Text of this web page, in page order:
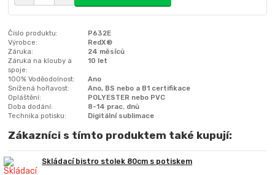
Číslo produktu:
P632E
Výrobce:
RedX®
Záruka:
24 měsíců
Záruka na klouby a
spoje:
10 let
100% Voděodolnost:
Ano
Snížená hořlavost:
Ano, BS nebo a B1 certifikace
Opláštění:
POLYESTER nebo PVC
Doba dodání:
8-14 prac. dnů
Technika potisku:
Digitální sublimace
Zákazníci s tímto produktem také kupují:
Skládací bistro stolek 80cm s potiskem